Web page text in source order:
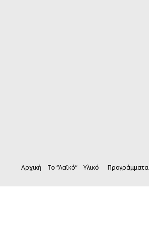
Αρχική Το “Λαϊκό” Υλικό Προγράμματα